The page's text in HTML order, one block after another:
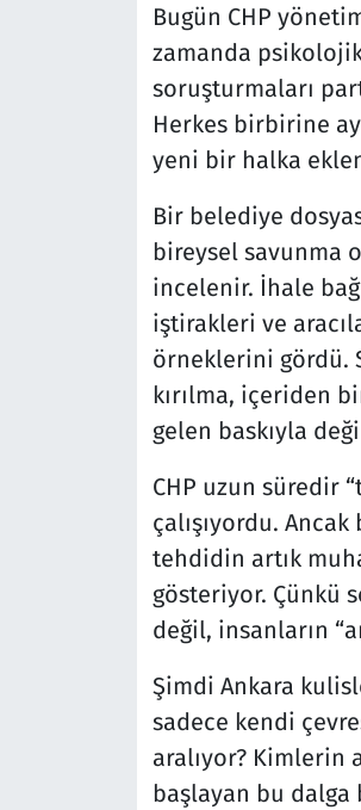
Bugün CHP
zamanda
soruşturmaları
Herkes birbirine
yeni bir halka
Bir belediye
bireysel savunma
incelenir. İhale
iştirakleri ve
örneklerini gördü.
kırılma, içeriden
gelen baskıyla
CHP uzun süredir
çalışıyordu.
tehdidin artık
gösteriyor. Çünkü
değil, insanların
Şimdi Ankara
sadece kendi
aralıyor? Kimlerin
başlayan bu dalga